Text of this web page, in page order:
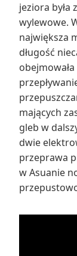
jeziora była
wylewowe.
największa
długość
mających
gleb w
dwie
przeprawa
w Asuanie